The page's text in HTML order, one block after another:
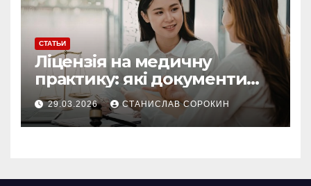
СТАТЬИ
Ліцензія на медичну
практику: які документи
потрібні у 2026 році
29.03.2026 СТАНИСЛАВ СОРОКИН